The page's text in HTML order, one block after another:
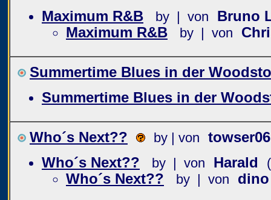
Maximum R&B
by | von
Bruno
Maximum R&B
by | von
Summertime Blues in der
Summertime Blues in der
Who´s Next?? by | von towser06
Who´s Next??
by | von Harald
Who´s Next?? by | von dino